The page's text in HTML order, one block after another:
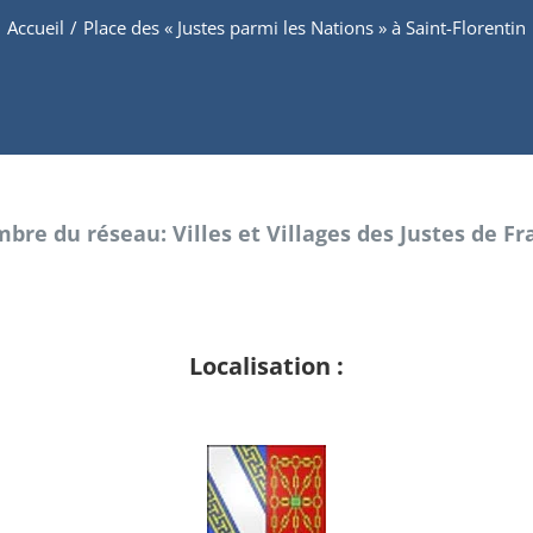
Accueil / Place des « Justes parmi les Nations » à Saint-Florentin
du réseau: Villes et Villages des Justes de
Localisation :